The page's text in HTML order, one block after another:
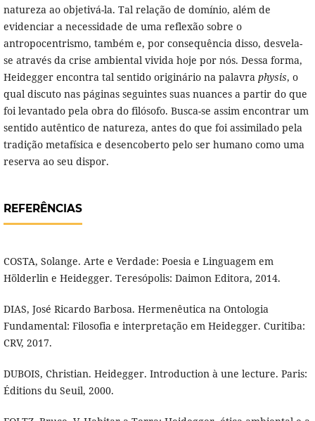
natureza ao objetivá-la. Tal relação de domínio, além de
evidenciar a necessidade de uma reflexão sobre o
antropocentrismo, também e, por consequência disso, desvela-
se através da crise ambiental vivida hoje por nós. Dessa forma,
Heidegger encontra tal sentido originário na palavra physis, o
qual discuto nas páginas seguintes suas nuances a partir do que
foi levantado pela obra do filósofo. Busca-se assim encontrar um
sentido autêntico de natureza, antes do que foi assimilado pela
tradição metafísica e desencoberto pelo ser humano como uma
reserva ao seu dispor.
REFERÊNCIAS
COSTA, Solange. Arte e Verdade: Poesia e Linguagem em
Hölderlin e Heidegger. Teresópolis: Daimon Editora, 2014.
DIAS, José Ricardo Barbosa. Hermenêutica na Ontologia
Fundamental: Filosofia e interpretação em Heidegger. Curitiba:
CRV, 2017.
DUBOIS, Christian. Heidegger. Introduction à une lecture. Paris:
Éditions du Seuil, 2000.